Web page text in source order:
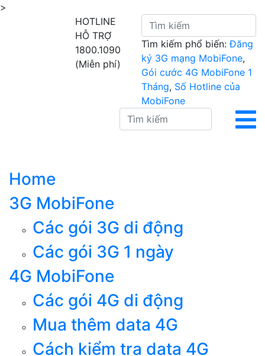
>
HOTLINE
HỖ TRỢ
1800.1090
(Miễn phí)
Tìm kiếm phổ biến: Đăng
ký 3G mạng MobiFone,
Gói cước 4G MobiFone 1
Tháng, Số Hotline của
MobiFone
Home
3G MobiFone
Các gói 3G di động
Các gói 3G 1 ngày
4G MobiFone
Các gói 4G di động
Mua thêm data 4G
Cách kiểm tra data 4G